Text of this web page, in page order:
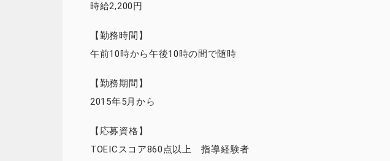
時給2,200円
【勤務時間】
午前10時から午後10時の間で随時
【勤務期間】
2015年5月から
【応募資格】
TOEICスコア860点以上 指導経験者